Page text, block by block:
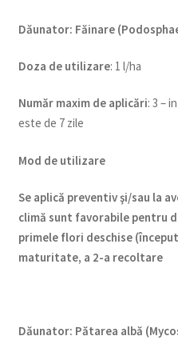
Dăunator: Făinare
Doza de utilizare: 1 l/ha
Număr maxim de aplicări: 3 –
este de 7 zile
Mod de utilizare
Se aplică preventiv şi/sau la
climă sunt favorabile pentru
primele flori deschise
maturitate, a 2-a recoltare
Dăunator: Pătarea albă